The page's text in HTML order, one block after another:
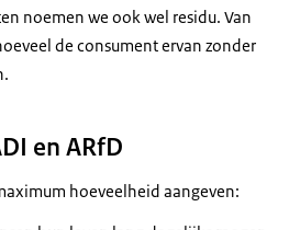
noemen we ook wel residu. Van
de consument ervan zonder
en ARfD
hoeveelheid aangeven: